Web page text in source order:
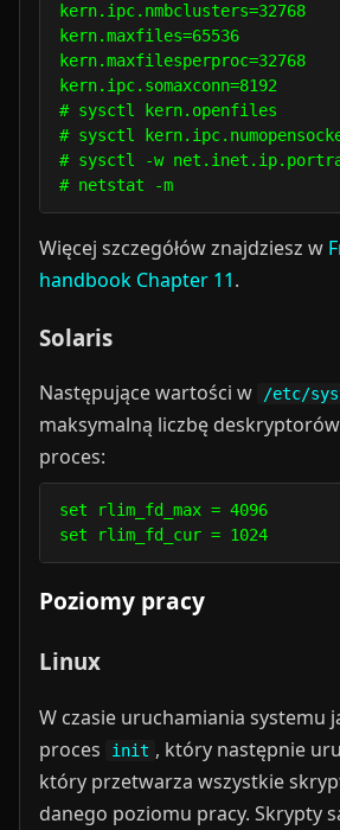
kern.maxfilesperproc=32768
# sysctl
# sysctl
# sysctl -w
# netstat
Więcej szczegółów znajdziesz w
handbook Chapter 11.
Solaris
Następujące wartości w /etc/
maksymalną liczbę
proces:
set rlim_fd_max =
set rlim_fd_cur =
Poziomy pracy
Linux
W czasie uruchamiania systemu
proces
init , który następnie
który przetwarza wszystkie
danego poziomu pracy. Skrypty